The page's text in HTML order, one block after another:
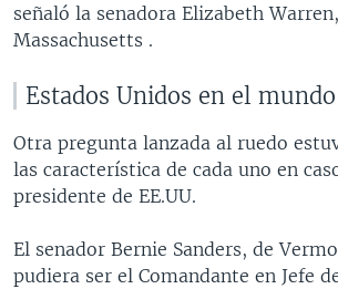
señaló la senadora Elizabeth
Massachusetts .
Estados Unidos en el mundo
Otra pregunta lanzada al ruedo
las característica de cada uno en
presidente de EE.UU.
El senador Bernie Sanders, de
pudiera ser el Comandante en Jefe